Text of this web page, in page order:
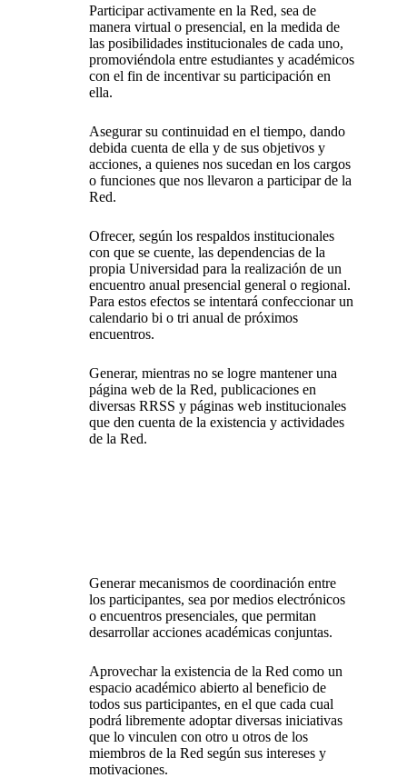
Participar activamente en la Red, sea de
manera virtual o presencial, en la medida de
las posibilidades institucionales de cada uno,
promoviéndola entre estudiantes y académicos
con el fin de incentivar su participación en
ella.
Asegurar su continuidad en el tiempo, dando
debida cuenta de ella y de sus objetivos y
acciones, a quienes nos sucedan en los cargos
o funciones que nos llevaron a participar de la
Red.
Ofrecer, según los respaldos institucionales
con que se cuente, las dependencias de la
propia Universidad para la realización de un
encuentro anual presencial general o regional.
Para estos efectos se intentará confeccionar un
calendario bi o tri anual de próximos
encuentros.
Generar, mientras no se logre mantener una
página web de la Red, publicaciones en
diversas RRSS y páginas web institucionales
que den cuenta de la existencia y actividades
de la Red.
Generar mecanismos de coordinación entre
los participantes, sea por medios electrónicos
o encuentros presenciales, que permitan
desarrollar acciones académicas conjuntas.
Aprovechar la existencia de la Red como un
espacio académico abierto al beneficio de
todos sus participantes, en el que cada cual
podrá libremente adoptar diversas iniciativas
que lo vinculen con otro u otros de los
miembros de la Red según sus intereses y
motivaciones.